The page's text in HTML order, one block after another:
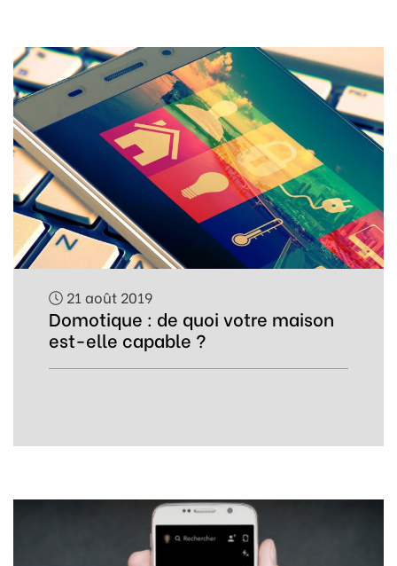
21 août 2019
Domotique : de quoi votre maison
est-elle capable ?